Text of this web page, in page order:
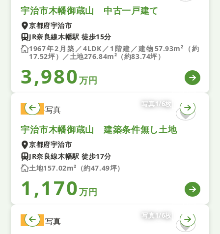
宇治市木幡御蔵山 中古一戸建て
京都府宇治市
JR奈良線木幡駅 徒歩15分
1967年2月築／4LDK／1階建／建物57.93m²（約
17.52坪）／土地276.84m²（約83.74坪）
3,980万円
土地
写真1/6枚
宇治市木幡御蔵山 建築条件無し土地
京都府宇治市
JR奈良線木幡駅 徒歩17分
土地157.02m²（約47.49坪）
1,170万円
土地
写真1/6枚